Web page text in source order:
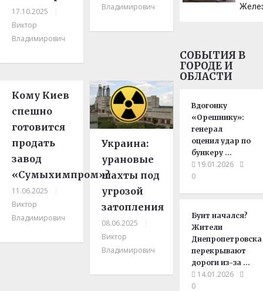
17.10.2025
Виктор
Владимирович
Владимирович
Кому Киев
спешно
готовится
продать
завод
«Сумыхимпром»?
11.06.2025
Виктор
Владимирович
Украина:
урановые
шахты под
угрозой
затопления
08.06.2025
Виктор
Владимирович
СОБЫТИЯ В
ГОРОДЕ И
ОБЛАСТИ
Вдогонку
«Орешнику»:
генерал
оценил удар по
бункеру …
19.01.2026
0
Бунт начался?
Жители
Днепропетровска
перекрывают
дороги из-за …
14.01.2026
0